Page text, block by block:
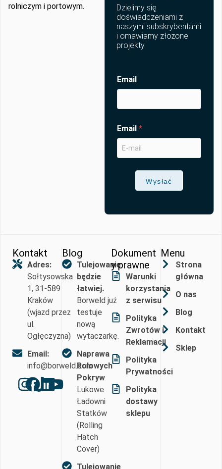
rolniczym i portowym.
Dzielimy się
doświadczeniami z
naszymi subskrybentami
i omawiamy złożone
projekty.
Email
Email*
Wysłać
Kontakt
Adres:
Sołtysowska
1, 31-589
Kraków
(wjazd przez
ul.
Ogłęczyzna)
Email:
info@borweld.com
Blog
Tulejowanie
będzie
łatwiej.
Borweld już
testuje
nową
wytaczarkę.
Naprawa
Rolowych
Pokryw
Lukowe
Ładowni
Statków
(Rolling
Hatch
Cover)
Tulejowanie
Dokument
y prawne
Warunki
korzystania
z serwisu
Polityka
Zwrotów i
Reklamacji
Polityka
Prywatności
Polityka
dostawy
sklepu
Menu
Strona
główna
O nas
Blog
Kontakt
Sklep